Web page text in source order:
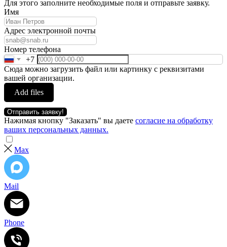
Для этого заполните необходимые поля и отправьте заявку.
Имя
Адрес электронной почты
Номер телефона
+7
Сюда можно загрузить файл или картинку с реквизитами
вашей организации.
Add files
Отправить заявку!
Нажимая кнопку "Заказать" вы даете согласие на обработку
ваших персональных данных.
Max
Mail
Phone